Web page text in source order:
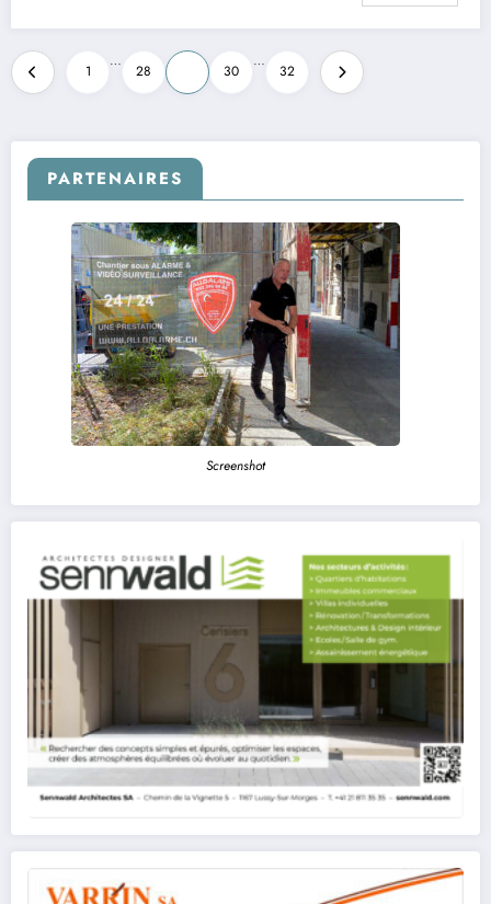
Pagination
des
publications
1
…
28 30
…
32
PARTENAIRES
Screenshot